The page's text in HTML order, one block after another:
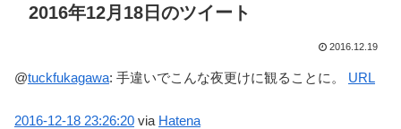
2016年12月18日のツイート
2016.12.19
@tuckfukagawa: 手違いでこんな夜更けに観ることに。 URL
2016-12-18 23:26:20 via Hatena